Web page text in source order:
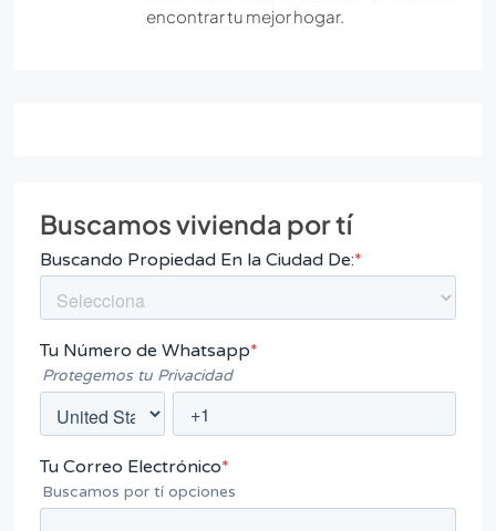
encontrar tu mejor hogar.
Buscamos vivienda por tí